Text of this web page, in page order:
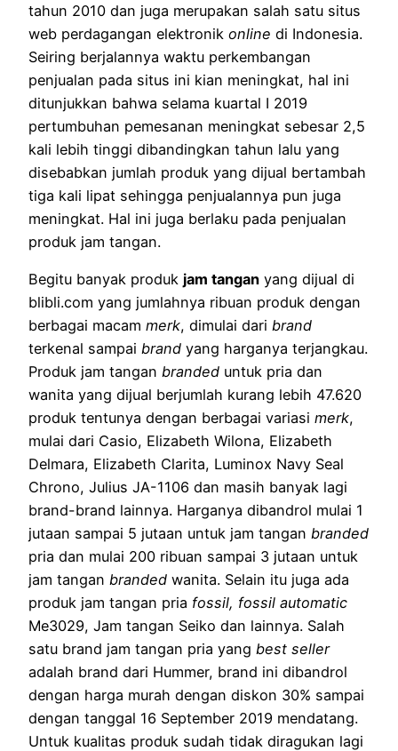
tahun 2010 dan juga merupakan salah satu situs
web perdagangan elektronik online di Indonesia.
Seiring berjalannya waktu perkembangan
penjualan pada situs ini kian meningkat, hal ini
ditunjukkan bahwa selama kuartal I 2019
pertumbuhan pemesanan meningkat sebesar 2,5
kali lebih tinggi dibandingkan tahun lalu yang
disebabkan jumlah produk yang dijual bertambah
tiga kali lipat sehingga penjualannya pun juga
meningkat. Hal ini juga berlaku pada penjualan
produk jam tangan.
Begitu banyak produk jam tangan yang dijual di
blibli.com yang jumlahnya ribuan produk dengan
berbagai macam merk, dimulai dari brand
terkenal sampai brand yang harganya terjangkau.
Produk jam tangan branded untuk pria dan
wanita yang dijual berjumlah kurang lebih 47.620
produk tentunya dengan berbagai variasi merk,
mulai dari Casio, Elizabeth Wilona, Elizabeth
Delmara, Elizabeth Clarita, Luminox Navy Seal
Chrono, Julius JA-1106 dan masih banyak lagi
brand-brand lainnya. Harganya dibandrol mulai 1
jutaan sampai 5 jutaan untuk jam tangan branded
pria dan mulai 200 ribuan sampai 3 jutaan untuk
jam tangan branded wanita. Selain itu juga ada
produk jam tangan pria fossil, fossil automatic
Me3029, Jam tangan Seiko dan lainnya. Salah
satu brand jam tangan pria yang best seller
adalah brand dari Hummer, brand ini dibandrol
dengan harga murah dengan diskon 30% sampai
dengan tanggal 16 September 2019 mendatang.
Untuk kualitas produk sudah tidak diragukan lagi